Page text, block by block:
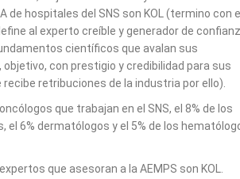
de hospitales del SNS son KOL (termino con
al experto creíble y generador de
científicos que avalan sus
con prestigio y credibilidad para sus
recibe retribuciones de la industria por ello).
que trabajan en el SNS, el 8% de los
el 6% dermatólogos y el 5% de los
que asesoran a la AEMPS son KOL.